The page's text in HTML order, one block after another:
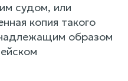
судом, или
копия такого
образом